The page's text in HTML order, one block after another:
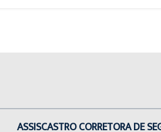
ASSISCASTRO CORRETORA DE